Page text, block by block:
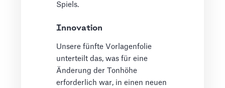
Spiels.
Innovation
Unsere fünfte Vorlagenfolie
unterteilt das, was für eine
Änderung der Tonhöhe
erforderlich war, in einen neuen